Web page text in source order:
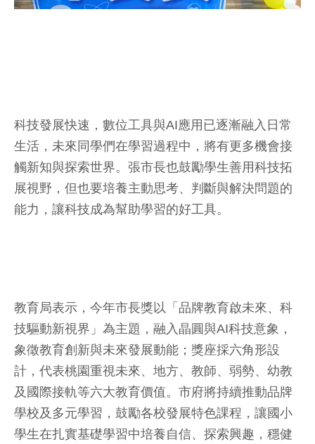
科技發展快速，數位工具與AI應用已逐漸融入日常
生活，未來同學們在學習過程中，將有更多機會接
觸新知與探索世界。張市長也鼓勵學生善用科技拓
展視野，但也要培養主動思考、判斷與解決問題的
能力，讓科技成為幫助學習的好工具。
教育局表示，今年市長獎以「品牌教育啟未來、科
技驅動新視界」為主題，融入晶圓與AI科技意象，
象徵教育創新與未來發展動能；獎座採六角形設
計，代表桃園重視未來、地方、教師、弱勢、幼教
及國際接軌等六大教育價值。市府將持續推動品牌
學校及多元學習，鼓勵各校發展特色課程，讓國小
學生在扎實基礎學習中培養自信、探索興趣，穩健